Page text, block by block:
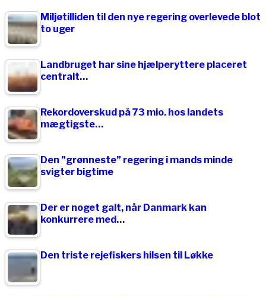
Miljøtilliden til den nye regering overlevede blot
to uger
Landbruget har sine hjælperyttere placeret
centralt…
Rekordoverskud på 73 mio. hos landets
mægtigste…
Den ”grønneste” regering i mands minde
svigter bigtime
Der er noget galt, når Danmark kan
konkurrere med…
Den triste rejefiskers hilsen til Løkke